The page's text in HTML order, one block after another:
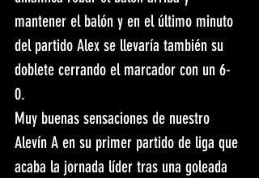
mantener el balón y en el último minuto
del partido Alex se llevaría también su
doblete cerrando el marcador con un 6-
0.
Muy buenas sensaciones de nuestro
Alevín A en su primer partido de liga que
acaba la jornada líder tras una goleada